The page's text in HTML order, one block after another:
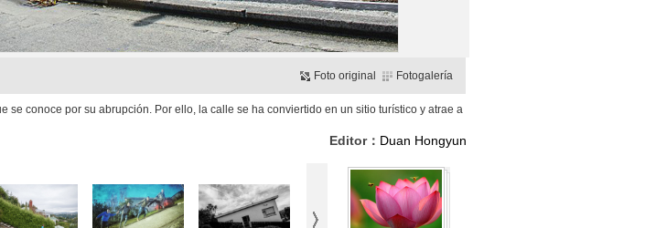
Foto original Fotogalería
conoce por su abrupción. Por ello, la calle se ha conviertido en un sitio turístico y atrae a
Editor： Duan Hongyun